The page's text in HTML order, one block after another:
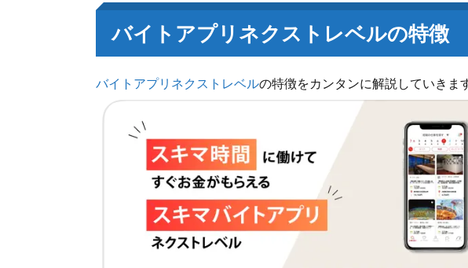
バイトアプリネクストレベルの特徴
バイトアプリネクストレベルの特徴をカンタンに解説していきま